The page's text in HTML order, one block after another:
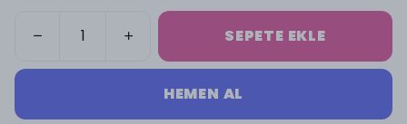
SEPETE EKLE
HEMEN AL